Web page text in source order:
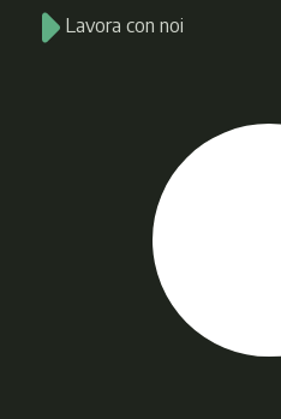
Lavora con noi